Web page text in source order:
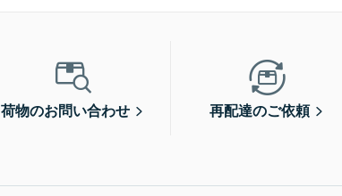
荷物のお問い合わせ 再配達のご依頼